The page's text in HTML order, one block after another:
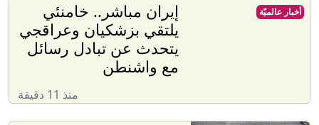
إيران مباشر.. خامنئي
يلتقي بزشكيان وعراقجي
يتحدث عن تبادل رسائل
مع واشنطن
منذ 11 دقيقة
أخبار عالميّة